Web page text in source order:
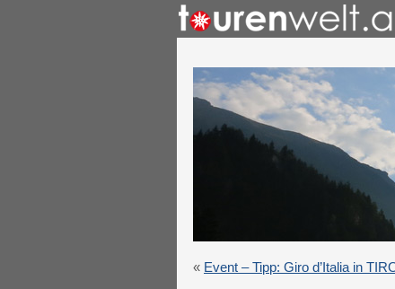
« Event – Tipp: Giro d’Italia in